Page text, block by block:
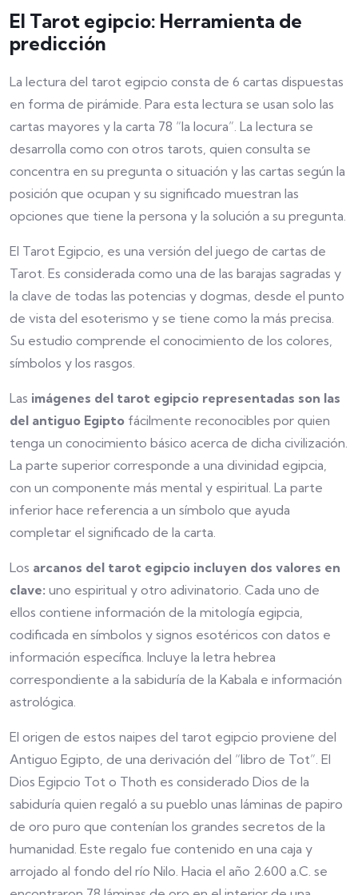
El Tarot egipcio: Herramienta de
predicción
La lectura del tarot egipcio consta de 6 cartas dispuestas
en forma de pirámide. Para esta lectura se usan solo las
cartas mayores y la carta 78 “la locura”. La lectura se
desarrolla como con otros tarots, quien consulta se
concentra en su pregunta o situación y las cartas según la
posición que ocupan y su significado muestran las
opciones que tiene la persona y la solución a su pregunta.
El Tarot Egipcio, es una versión del juego de cartas de
Tarot. Es considerada como una de las barajas sagradas y
la clave de todas las potencias y dogmas, desde el punto
de vista del esoterismo y se tiene como la más precisa.
Su estudio comprende el conocimiento de los colores,
símbolos y los rasgos.
Las imágenes del tarot egipcio representadas son las
del antiguo Egipto fácilmente reconocibles por quien
tenga un conocimiento básico acerca de dicha civilización.
La parte superior corresponde a una divinidad egipcia,
con un componente más mental y espiritual. La parte
inferior hace referencia a un símbolo que ayuda
completar el significado de la carta.
Los arcanos del tarot egipcio incluyen dos valores en
clave: uno espiritual y otro adivinatorio. Cada uno de
ellos contiene información de la mitología egipcia,
codificada en símbolos y signos esotéricos con datos e
información específica. Incluye la letra hebrea
correspondiente a la sabiduría de la Kabala e información
astrológica.
El origen de estos naipes del tarot egipcio proviene del
Antiguo Egipto, de una derivación del “libro de Tot”. El
Dios Egipcio Tot o Thoth es considerado Dios de la
sabiduría quien regaló a su pueblo unas láminas de papiro
de oro puro que contenían los grandes secretos de la
humanidad. Este regalo fue contenido en una caja y
arrojado al fondo del río Nilo. Hacia el año 2.600 a.C. se